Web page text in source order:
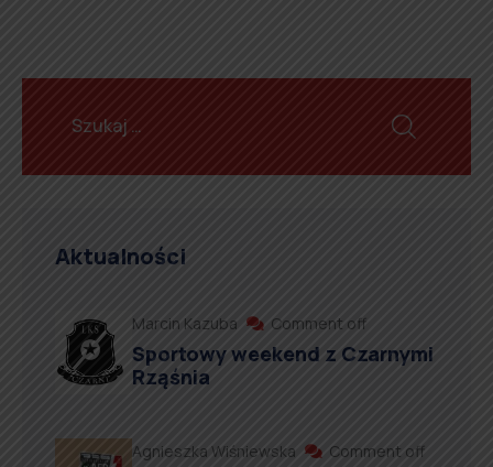
Aktualności
Marcin Kazuba Comment off
Sportowy weekend z Czarnymi
Rząśnia
Agnieszka Wiśniewska Comment off